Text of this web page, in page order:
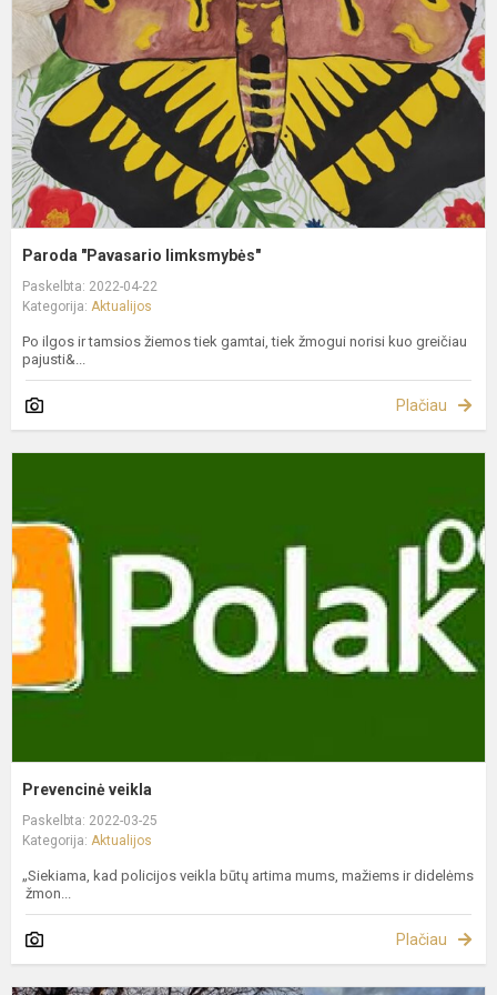
Paroda "Pavasario limksmybės"
Paskelbta: 2022-04-22
Kategorija: Aktualijos
Po ilgos ir tamsios žiemos tiek gamtai, tiek žmogui norisi kuo greičiau
pajusti&...
Plačiau
Prevencinė veikla
Paskelbta: 2022-03-25
Kategorija: Aktualijos
„Siekiama, kad policijos veikla būtų artima mums, mažiems ir didelėms
žmon...
Plačiau